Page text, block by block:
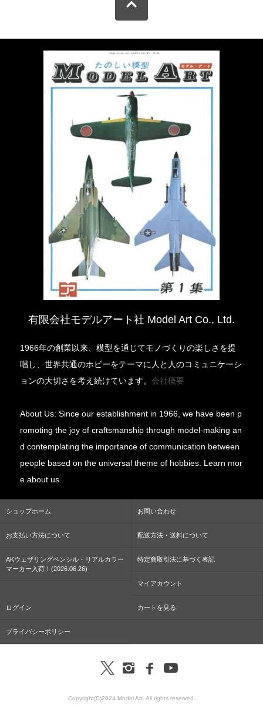
有限会社モデルアート社 Model Art Co., Ltd.
1966年の創業以来、模型を通じてモノづくりの楽しさを提
唱し、世界共通のホビーをテーマに人と人のコミュニケーシ
ョンの大切さを考え続けています。会社概要
About Us: Since our establishment in 1966, we have been p
romoting the joy of craftsmanship through model-making an
d contemplating the importance of communication between
people based on the universal theme of hobbies. Learn mor
e about us.
ショップホーム お問い合わせ
お支払い方法について 配送方法・送料について
AKウェザリングペンシル・リアルカラー
マーカー入荷！(2026.06.26)
特定商取引法に基づく表記
マイアカウント
ログイン カートを見る
プライバシーポリシー
Copyright(C)2024 Model Art. All rights reserved.